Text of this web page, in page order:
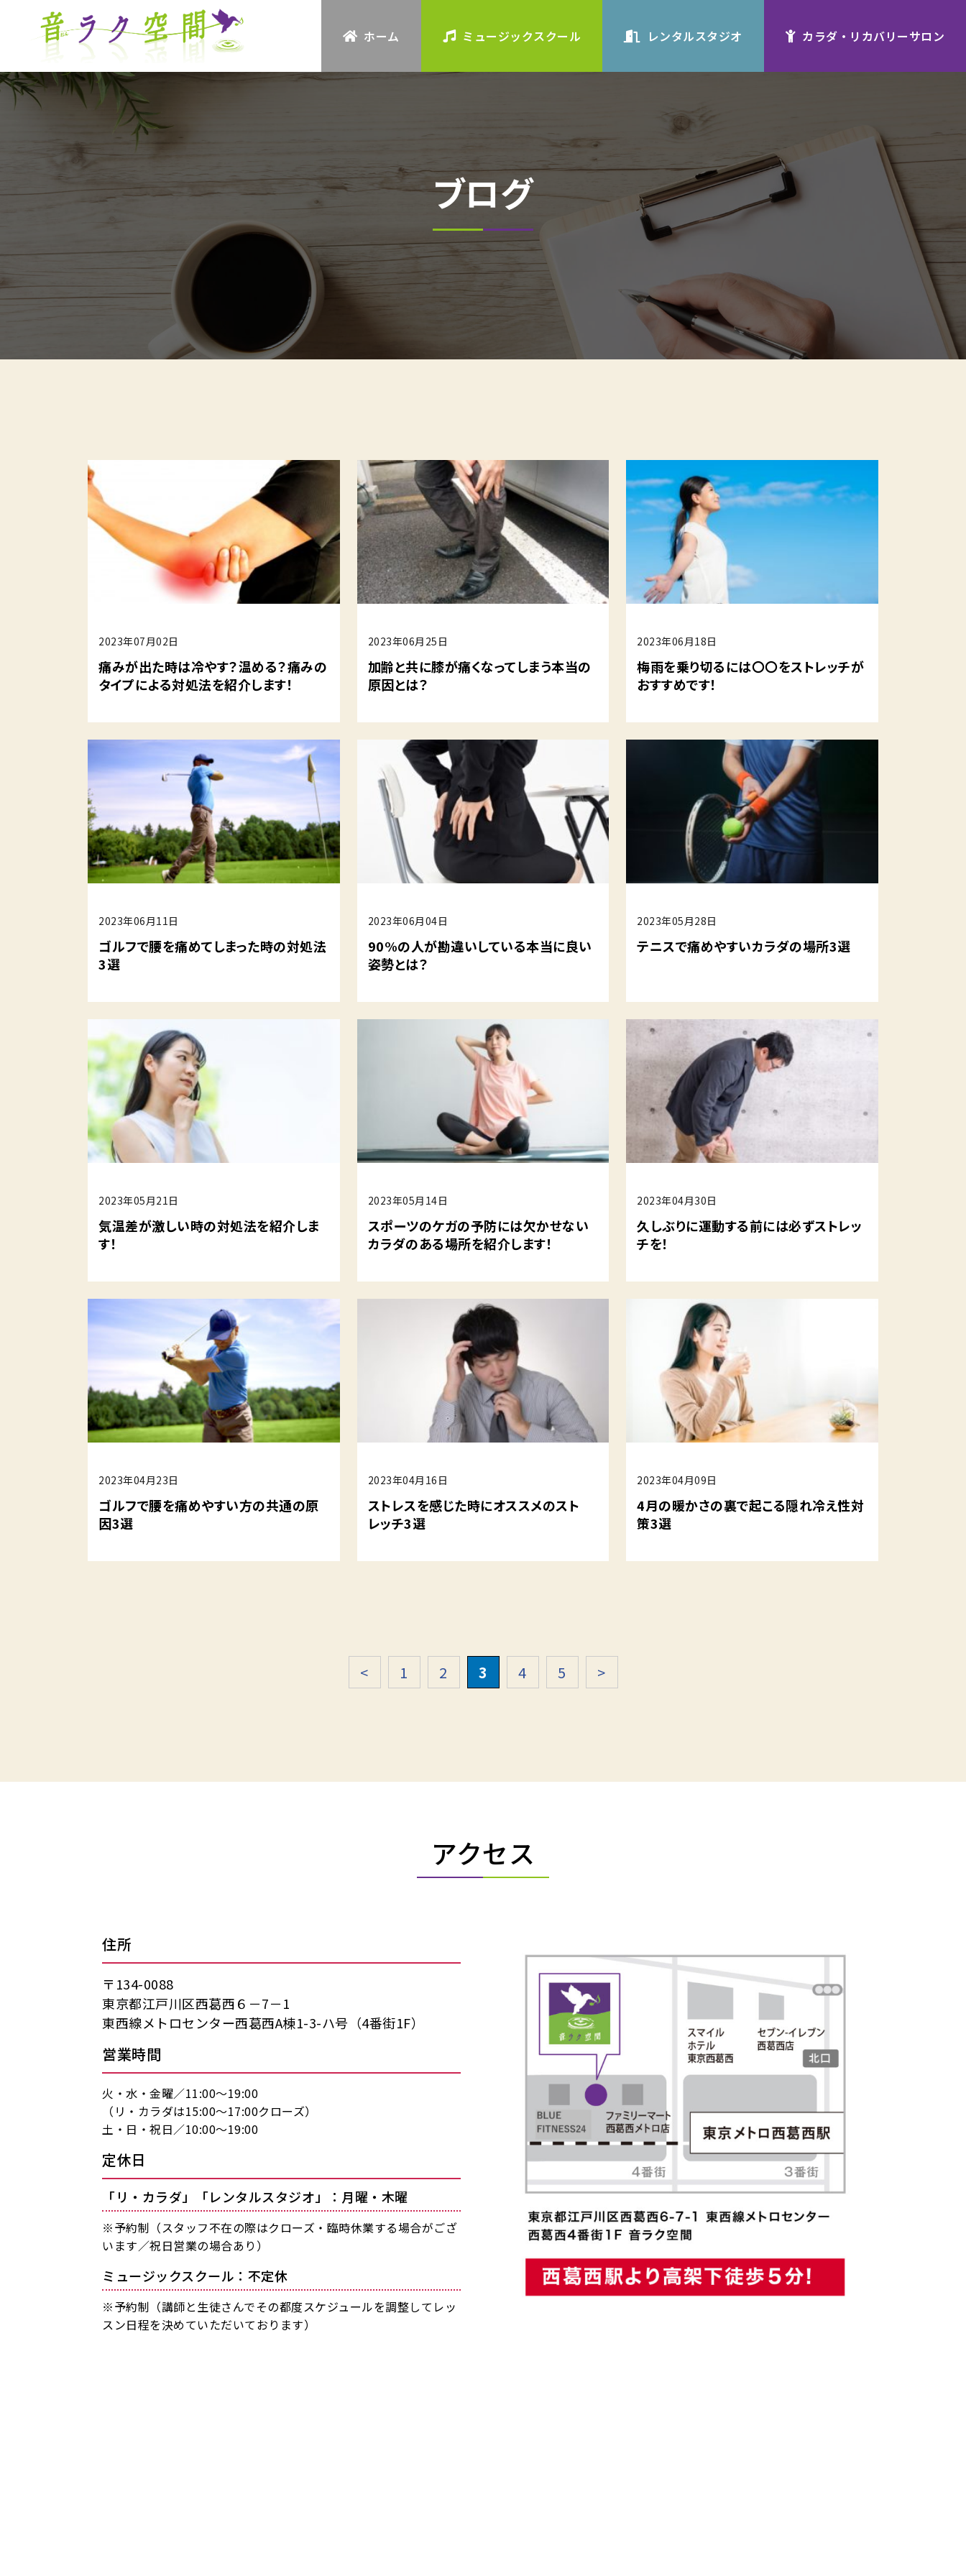
ホーム ミュージックスクール レンタルスタジオ カラダ・リカバリーサロン
ブログ
2023年07月02日
痛みが出た時は冷やす？温める？痛みの
タイプによる対処法を紹介します！
2023年06月25日
加齢と共に膝が痛くなってしまう本当の
原因とは？
2023年06月18日
梅雨を乗り切るには〇〇をストレッチが
おすすめです！
2023年06月11日
ゴルフで腰を痛めてしまった時の対処法
3選
2023年06月04日
90%の人が勘違いしている本当に良い
姿勢とは？
2023年05月28日
テニスで痛めやすいカラダの場所3選
2023年05月21日
気温差が激しい時の対処法を紹介しま
す！
2023年05月14日
スポーツのケガの予防には欠かせない
カラダのある場所を紹介します！
2023年04月30日
久しぶりに運動する前には必ずストレッ
チを！
2023年04月23日
ゴルフで腰を痛めやすい方の共通の原
因3選
2023年04月16日
ストレスを感じた時にオススメのスト
レッチ3選
2023年04月09日
4月の暖かさの裏で起こる隠れ冷え性対
策3選
< 1 2 3 4 5 >
アクセス
住所
〒134-0088
東京都江戸川区西葛西６－7－1
東西線メトロセンター西葛西A棟1-3-ハ号（4番街1F）
営業時間
火・水・金曜／11:00〜19:00
（リ・カラダは15:00〜17:00クローズ）
土・日・祝日／10:00〜19:00
定休日
「リ・カラダ」「レンタルスタジオ」：月曜・木曜
※予約制（スタッフ不在の際はクローズ・臨時休業する場合がござ
います／祝日営業の場合あり）
ミュージックスクール：不定休
※予約制（講師と生徒さんでその都度スケジュールを調整してレッ
スン日程を決めていただいております）